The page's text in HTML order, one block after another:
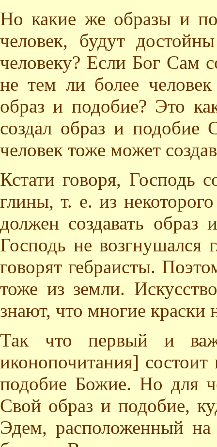
Но какие же образы и
человек, будут
человеку? Если Бог Сам
не тем ли более
образ и подобие? Это
создал образ и подобие
человек тоже может
Кстати говоря, Господь
глины, т. е. из
должен создавать
Господь не возгнушался
говорят гебраисты.
тоже из земли.
знают, что многие краски
Так что первый и
иконопочитания]
подобие Божие. Но для
Свой образ и подобие,
Эдем, расположенный